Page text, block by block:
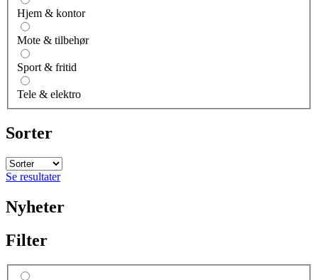
Hjem & kontor
Mote & tilbehør
Sport & fritid
Tele & elektro
Sorter
Se resultater
Nyheter
Filter